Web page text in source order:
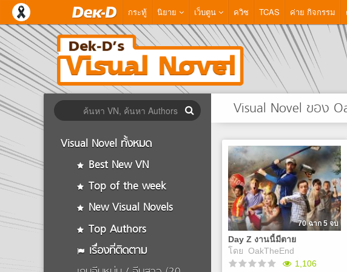
กระทู้ นิยาย เว็บตูน ควิซ TCAS ค่าย กิจกรรม
Visual Novel ทั้งหมด
Best New VN
Top of the week
New Visual Novels
Top Authors
เรื่องที่ติดตาม
Visual Novel ของ
Day Z งานนี้มีตาย
โดย OakTheEnd
70 ฉาก 5 จบ
1,106